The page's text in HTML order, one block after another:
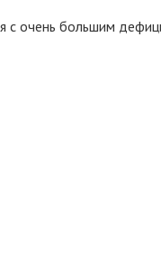
с очень большим